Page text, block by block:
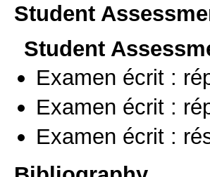
Student
Student
Examen écrit :
Examen écrit :
Examen écrit :